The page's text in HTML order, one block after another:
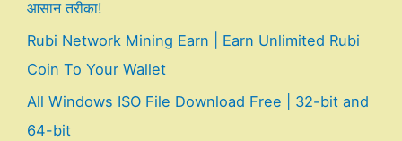
आसान तरीका!
Rubi Network Mining Earn | Earn Unlimited Rubi
Coin To Your Wallet
All Windows ISO File Download Free | 32-bit and
64-bit